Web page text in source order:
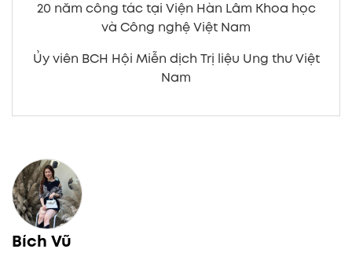
20 năm công tác tại Viện Hàn Lâm Khoa học
và Công nghệ Việt Nam
Ủy viên BCH Hội Miễn dịch Trị liệu Ung thư Việt
Nam
Bích Vũ